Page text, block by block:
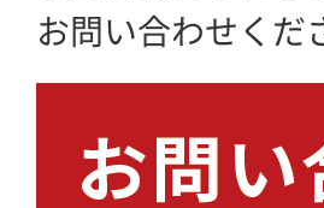
お問い合わせくだ